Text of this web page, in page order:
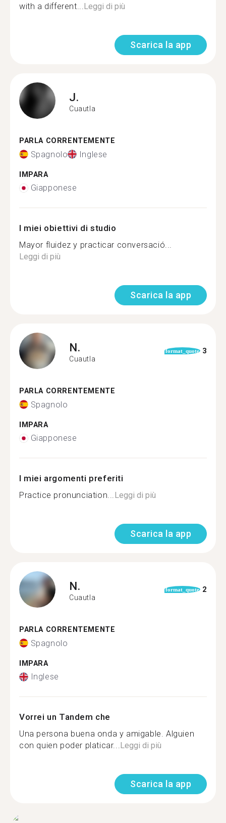
with a different...Leggi di più
Scarica la app
J.
Cuautla
PARLA CORRENTEMENTE
Spagnolo Inglese
IMPARA
Giapponese
I miei obiettivi di studio
Mayor fluidez y practicar conversació...
Leggi di più
Scarica la app
N.
Cuautla
format_quote 3
PARLA CORRENTEMENTE
Spagnolo
IMPARA
Giapponese
I miei argomenti preferiti
Practice pronunciation...Leggi di più
Scarica la app
N.
Cuautla
format_quote 2
PARLA CORRENTEMENTE
Spagnolo
IMPARA
Inglese
Vorrei un Tandem che
Una persona buena onda y amigable. Alguien
con quien poder platicar...Leggi di più
Scarica la app